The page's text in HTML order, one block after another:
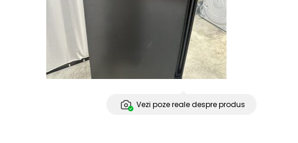
Vezi poze reale despre produs